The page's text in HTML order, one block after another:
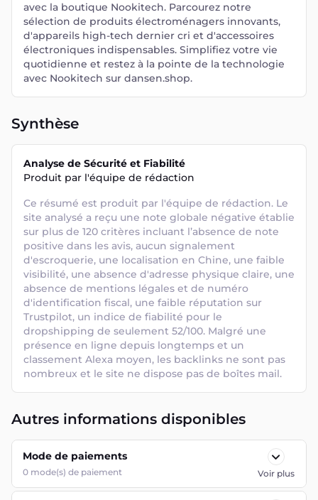
avec la boutique Nookitech. Parcourez notre
sélection de produits électroménagers innovants,
d'appareils high-tech dernier cri et d'accessoires
électroniques indispensables. Simplifiez votre vie
quotidienne et restez à la pointe de la technologie
avec Nookitech sur dansen.shop.
Synthèse
Analyse de Sécurité et Fiabilité
Produit par l'équipe de rédaction
Ce résumé est produit par l'équipe de rédaction. Le
site analysé a reçu une note globale négative établie
sur plus de 120 critères incluant l’absence de note
positive dans les avis, aucun signalement
d'escroquerie, une localisation en Chine, une faible
visibilité, une absence d'adresse physique claire, une
absence de mentions légales et de numéro
d'identification fiscal, une faible réputation sur
Trustpilot, un indice de fiabilité pour le
dropshipping de seulement 52/100. Malgré une
présence en ligne depuis longtemps et un
classement Alexa moyen, les backlinks ne sont pas
nombreux et le site ne dispose pas de boîtes mail.
Autres informations disponibles
Mode de paiements
0 mode(s) de paiement Voir plus